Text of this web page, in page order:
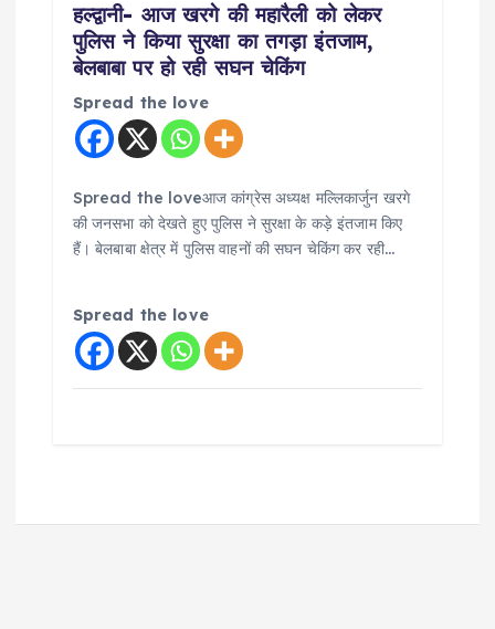
हल्द्वानी- आज खरगे की महारैली को लेकर
पुलिस ने किया सुरक्षा का तगड़ा इंतजाम,
बेलबाबा पर हो रही सघन चेकिंग
Spread the love
Spread the loveआज कांग्रेस अध्यक्ष मल्लिकार्जुन खरगे
की जनसभा को देखते हुए पुलिस ने सुरक्षा के कड़े इंतजाम किए
हैं। बेलबाबा क्षेत्र में पुलिस वाहनों की सघन चेकिंग कर रही…
Spread the love